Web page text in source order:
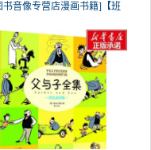
书音像专营店漫画书籍]【班